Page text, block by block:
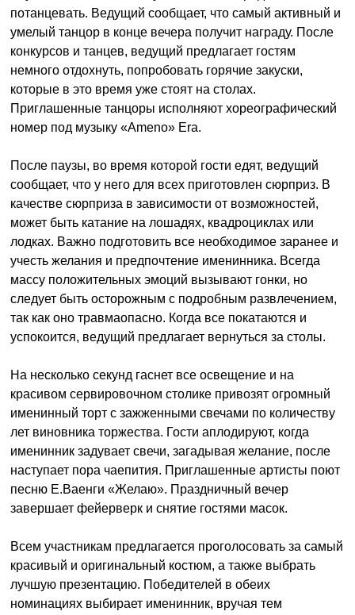
потанцевать. Ведущий сообщает, что самый активный и
умелый танцор в конце вечера получит награду. После
конкурсов и танцев, ведущий предлагает гостям
немного отдохнуть, попробовать горячие закуски,
которые в это время уже стоят на столах.
Приглашенные танцоры исполняют хореографический
номер под музыку «Ameno» Era.
После паузы, во время которой гости едят, ведущий
сообщает, что у него для всех приготовлен сюрприз. В
качестве сюрприза в зависимости от возможностей,
может быть катание на лошадях, квадроциклах или
лодках. Важно подготовить все необходимое заранее и
учесть желания и предпочтение именинника. Всегда
массу положительных эмоций вызывают гонки, но
следует быть осторожным с подробным развлечением,
так как оно травмаопасно. Когда все покатаются и
успокоится, ведущий предлагает вернуться за столы.
На несколько секунд гаснет все освещение и на
красивом сервировочном столике привозят огромный
именинный торт с зажженными свечами по количеству
лет виновника торжества. Гости аплодируют, когда
именинник задувает свечи, загадывая желание, после
наступает пора чаепития. Приглашенные артисты поют
песню Е.Ваенги «Желаю». Праздничный вечер
завершает фейерверк и снятие гостями масок.
Всем участникам предлагается проголосовать за самый
красивый и оригинальный костюм, а также выбрать
лучшую презентацию. Победителей в обеих
номинациях выбирает именинник, вручая тем